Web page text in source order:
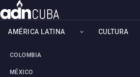
AMÉRICA LATINA
COLOMBIA
MÉXICO
CULTURA